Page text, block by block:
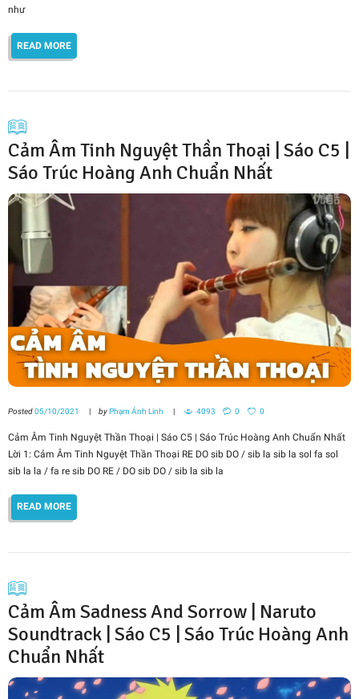
như
READ MORE
Cảm Âm Tinh Nguyệt Thần Thoại | Sáo C5 |
Sáo Trúc Hoàng Anh Chuẩn Nhất
Posted05/10/2021 byPhạm Ánh Linh 4093 0 0
Cảm Âm Tinh Nguyệt Thần Thoại | Sáo C5 | Sáo Trúc Hoàng Anh Chuẩn Nhất
Lời 1: Cảm Âm Tinh Nguyệt Thần Thoại RE DO sib DO / sib la sib la sol fa sol
sib la la / fa re sib DO RE / DO sib DO / sib la sib la
READ MORE
Cảm Âm Sadness And Sorrow | Naruto
Soundtrack | Sáo C5 | Sáo Trúc Hoàng Anh
Chuẩn Nhất